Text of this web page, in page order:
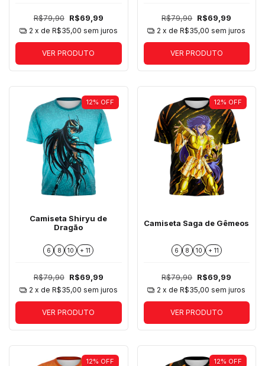
R$79,90 R$69,99
2 x de R$35,00 sem juros
VER PRODUTO
R$79,90 R$69,99
2 x deR$35,00 sem juros
VER PRODUTO
12% OFF
Camiseta Shiryu de
Dragão
6 8 10 + 11
R$79,90 R$69,99
2 x de R$35,00 sem juros
VER PRODUTO
12% OFF
Camiseta Saga de Gêmeos
6 8 10 + 11
R$79,90 R$69,99
2 x deR$35,00 sem juros
VER PRODUTO
12% OFF 12% OFF